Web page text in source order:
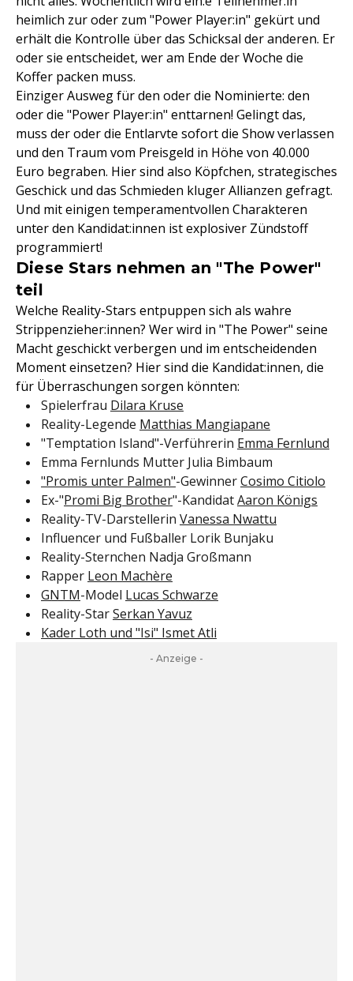
heimlich zur oder zum "Power Player:in" gekürt und
erhält die Kontrolle über das Schicksal der anderen. Er
oder sie entscheidet, wer am Ende der Woche die
Koffer packen muss.
Einziger Ausweg für den oder die Nominierte: den
oder die "Power Player:in" enttarnen! Gelingt das,
muss der oder die Entlarvte sofort die Show verlassen
und den Traum vom Preisgeld in Höhe von 40.000
Euro begraben. Hier sind also Köpfchen, strategisches
Geschick und das Schmieden kluger Allianzen gefragt.
Und mit einigen temperamentvollen Charakteren
unter den Kandidat:innen ist explosiver Zündstoff
programmiert!
Diese Stars nehmen an "The Power"
teil
Welche Reality-Stars entpuppen sich als wahre
Strippenzieher:innen? Wer wird in "The Power" seine
Macht geschickt verbergen und im entscheidenden
Moment einsetzen? Hier sind die Kandidat:innen, die
für Überraschungen sorgen könnten:
Spielerfrau Dilara Kruse
Reality-Legende Matthias Mangiapane
"Temptation Island"-Verführerin Emma Fernlund
Emma Fernlunds Mutter Julia Bimbaum
"Promis unter Palmen"-GewinnerCosimo Citiolo
Ex-"Promi Big Brother"-KandidatAaron Königs
Reality-TV-Darstellerin Vanessa Nwattu
Influencer und Fußballer Lorik Bunjaku
Reality-Sternchen Nadja Großmann
Rapper Leon Machère
GNTM-Model Lucas Schwarze
Reality-StarSerkan Yavuz
Kader Loth und "Isi" Ismet Atli
- Anzeige -